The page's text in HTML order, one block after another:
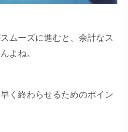
ムーズに進むと、余計なス
よね。
く終わらせるためのポイン